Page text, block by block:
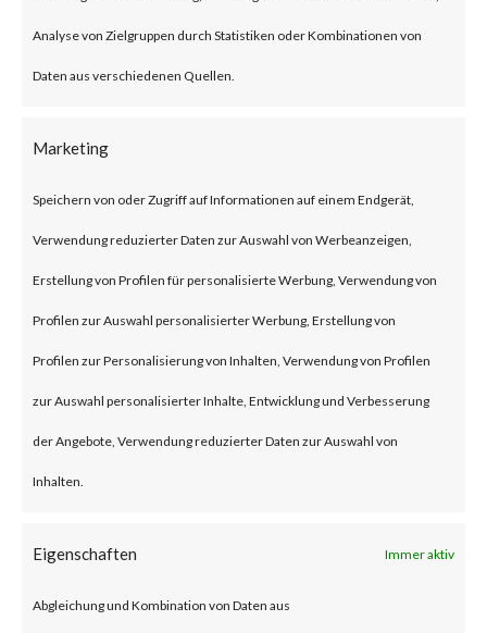
Analyse von Zielgruppen durch Statistiken oder Kombinationen von
Daten aus verschiedenen Quellen.
Marketing
Speichern von oder Zugriff auf Informationen auf einem Endgerät,
Verwendung reduzierter Daten zur Auswahl von Werbeanzeigen,
Erstellung von Profilen für personalisierte Werbung, Verwendung von
Profilen zur Auswahl personalisierter Werbung, Erstellung von
Profilen zur Personalisierung von Inhalten, Verwendung von Profilen
zur Auswahl personalisierter Inhalte, Entwicklung und Verbesserung
der Angebote, Verwendung reduzierter Daten zur Auswahl von
Inhalten.
Eigenschaften Immer aktiv
Abgleichung und Kombination von Daten aus
management for enterprises.
published by JumpCloud, an
unnamed nation-state threat
actor compromised the
company’s systems through a
spear-phishing attack in late
June 2023. While the details of
the attack were not released,
the attack was allegedly
JumpCloud customers.